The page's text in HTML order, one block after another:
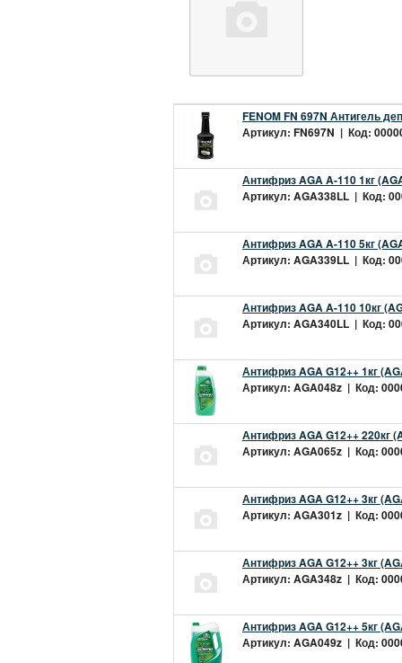
FENOM FN 697N Антигель
Артикул: FN697N | Код:
Антифриз AGA A-110 1кг
Артикул: AGA338LL | Код:
Антифриз AGA A-110 5кг
Артикул: AGA339LL | Код:
Антифриз AGA A-110 10кг
Артикул: AGA340LL | Код:
Антифриз AGA G12++ 1кг
Артикул: AGA048z | Код:
Антифриз AGA G12++ 220кг
Артикул: AGA065z | Код:
Антифриз AGA G12++ 3кг
Артикул: AGA301z | Код:
Антифриз AGA G12++ 3кг
Артикул: AGA348z | Код:
Антифриз AGA G12++ 5кг
Артикул: AGA049z | Код: